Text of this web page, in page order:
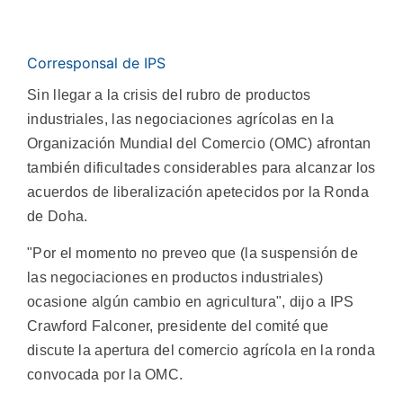
Corresponsal de IPS
Sin llegar a la crisis del rubro de productos
industriales, las negociaciones agrícolas en la
Organización Mundial del Comercio (OMC) afrontan
también dificultades considerables para alcanzar los
acuerdos de liberalización apetecidos por la Ronda
de Doha.
"Por el momento no preveo que (la suspensión de
las negociaciones en productos industriales)
ocasione algún cambio en agricultura", dijo a IPS
Crawford Falconer, presidente del comité que
discute la apertura del comercio agrícola en la ronda
convocada por la OMC.